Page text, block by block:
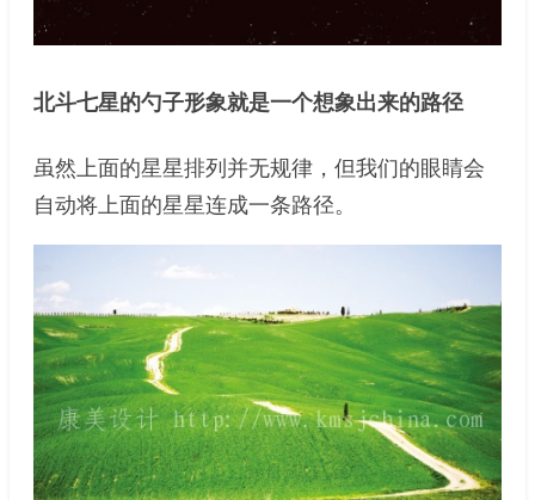
北斗七星的勺子形象就是一个想象出来的路径
虽然上面的星星排列并无规律，但我们的眼睛会
自动将上面的星星连成一条路径。